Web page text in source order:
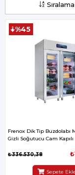
Sıralama
Frenox Dik Tip Buzdolabı
Gizli Soğutucu Cam Kapılı
₺336.530,38
Sepete Ekle
%45